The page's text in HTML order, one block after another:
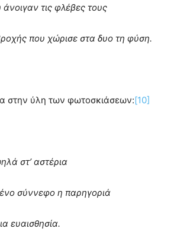
τις φλέβες τους
που χώρισε στα δυο τη φύση.
στην ύλη των φωτοσκιάσεων:[10]
στ’ αστέρια
σύννεφο η παρηγοριά
ευαισθησία.